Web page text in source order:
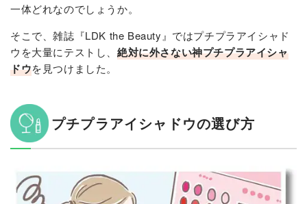
一体どれなのでしょうか。
そこで、雑誌『LDK the Beauty』ではプチプラアイシャド
ウを大量にテストし、 絶対に外さない神プチプラアイシャ
ドウを見つけました。
プチプラアイシャドウの選び方